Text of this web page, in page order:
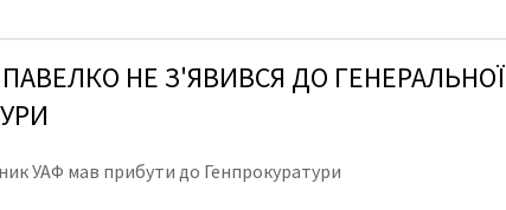
НЕ З'ЯВИВСЯ ДО ГЕНЕРАЛЬНОЇ
УАФ мав прибути до Генпрокуратури